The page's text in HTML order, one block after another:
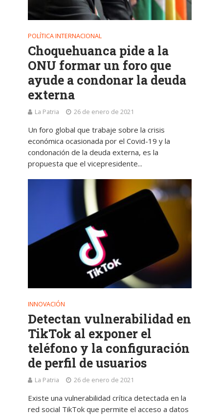
POLÍTICA INTERNACIONAL
Choquehuanca pide a la
ONU formar un foro que
ayude a condonar la deuda
externa
La Patria 26 de enero de 2021
Un foro global que trabaje sobre la crisis
económica ocasionada por el Covid-19 y la
condonación de la deuda externa, es la
propuesta que el vicepresidente...
INNOVACIÓN
Detectan vulnerabilidad en
TikTok al exponer el
teléfono y la configuración
de perfil de usuarios
La Patria 26 de enero de 2021
Existe una vulnerabilidad crítica detectada en la
red social TikTok que permite el acceso a datos